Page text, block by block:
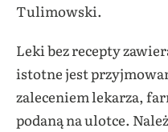
Tulimowski.
Leki bez recepty
istotne jest
zaleceniem lekarza,
podaną na ulotce.